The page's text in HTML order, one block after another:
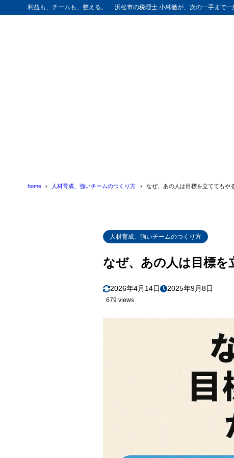
利益も、チームも、整える。 浜松市の税理士 小林徹が、次の一手まで一
home 人材育成、強いチームのつくり方 なぜ、あの人は目標を立ててもや
人材育成、強いチームのつくり方
なぜ、あの人は目標を
2026年4月14日 2025年9月8日
679 views